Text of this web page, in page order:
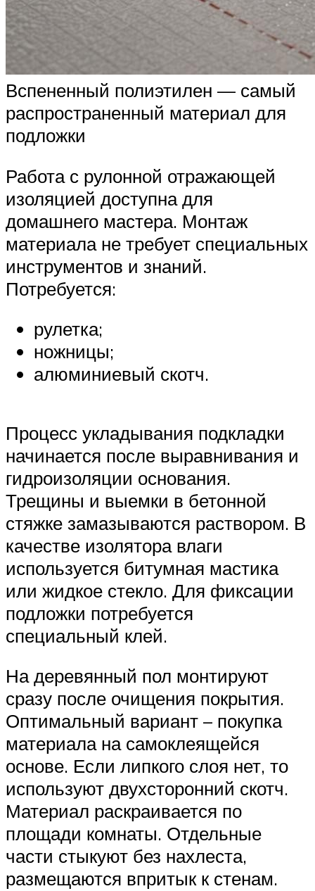
Вспененный полиэтилен — самый
распространенный материал для
подложки
Работа с рулонной отражающей
изоляцией доступна для
домашнего мастера. Монтаж
материала не требует специальных
инструментов и знаний.
Потребуется:
рулетка;
ножницы;
алюминиевый скотч.
Процесс укладывания подкладки
начинается после выравнивания и
гидроизоляции основания.
Трещины и выемки в бетонной
стяжке замазываются раствором. В
качестве изолятора влаги
используется битумная мастика
или жидкое стекло. Для фиксации
подложки потребуется
специальный клей.
На деревянный пол монтируют
сразу после очищения покрытия.
Оптимальный вариант – покупка
материала на самоклеящейся
основе. Если липкого слоя нет, то
используют двухсторонний скотч.
Материал раскраивается по
площади комнаты. Отдельные
части стыкуют без нахлеста,
размещаются впритык к стенам.